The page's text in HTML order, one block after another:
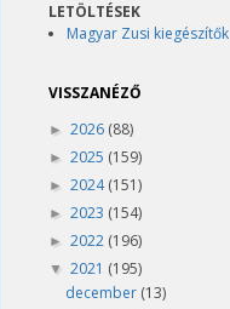
LETÖLTÉSEK
Magyar Zusi kiegészítők
VISSZANÉZŐ
► 2026 (88)
► 2025 (159)
► 2024(151)
► 2023 (154)
► 2022 (196)
▼ 2021 (195)
december (13)